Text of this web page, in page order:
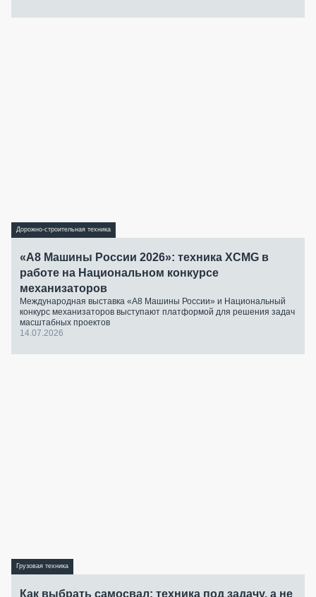
Дорожно-строительная техника
«А8 Машины России 2026»: техника XCMG в
работе на Национальном конкурсе
механизаторов
Международная выставка «А8 Машины России» и Национальный
конкурс механизаторов выступают платформой для решения задач
масштабных проектов
14.07.2026
Грузовая техника
Как выбрать самосвал: техника под задачу, а не